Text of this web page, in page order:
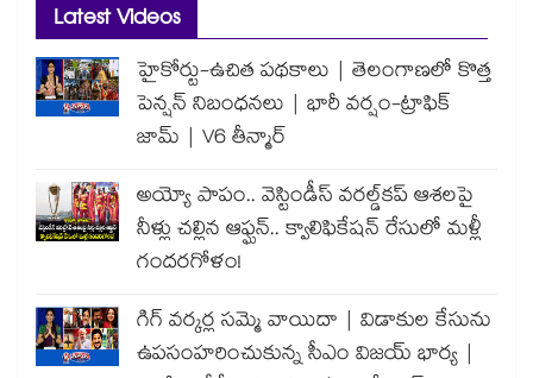
Latest Videos
హైకోర్టు-ఉచిత పథకాలు | తెలంగాణలో కొత్త
పెన్షన్ నిబంధనలు | భారీ వర్షం-ట్రాఫిక్
జామ్ | V6 తీన్మార్
అయ్యో పాపం.. వెస్టిండీస్ వరల్డ్‌కప్ ఆశలపై
నీళ్లు చల్లిన ఆఫ్ఘన్.. క్వాలిఫికేషన్ రేసులో మళ్లీ
గందరగోళం!
గిగ్ వర్కర్ల సమ్మె వాయిదా | విడాకుల కేసును
ఉపసంహరించుకున్న సీఎం విజయ్ భార్య |